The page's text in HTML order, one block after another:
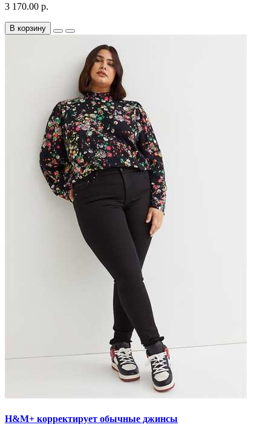
3 170.00 р.
В корзину
H&M+ корректирует обычные джинсы